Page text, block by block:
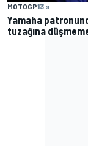
MOTOGP13 s
Yamaha
tuzağına